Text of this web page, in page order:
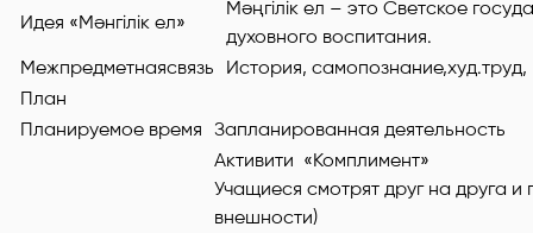
Идея «Мәнгілік ел»
Мәңгілік ел – это Светское
духовного воспитания.
Межпредметнаясвязь
История, самопознание,худ.труд,
План
Планируемое время Запланированная деятельность
Активити «Комплимент»
Учащиеся смотрят друг на друга и
внешности)